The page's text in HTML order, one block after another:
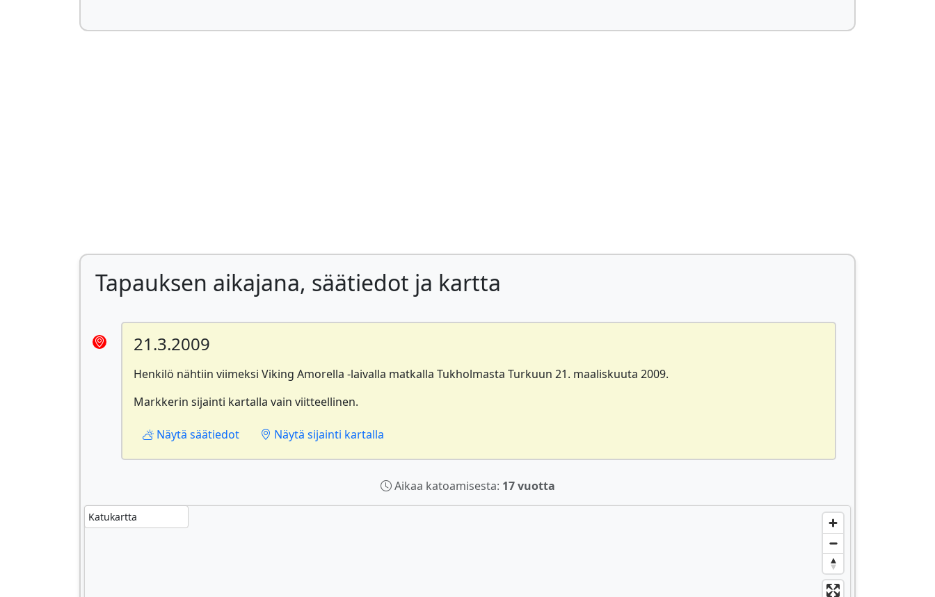
Tapauksen aikajana, säätiedot ja kartta
21.3.2009
Henkilö nähtiin viimeksi Viking Amorella -laivalla matkalla Tukholmasta Turkuun 21. maaliskuuta 2009.
Markkerin sijainti kartalla vain viitteellinen.
Näytä säätiedot Näytä sijainti kartalla
Aikaa katoamisesta: 17 vuotta